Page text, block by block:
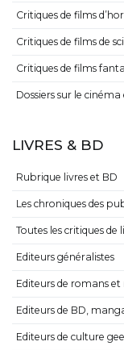
Critiques de films
Critiques de films de
Critiques de films
Dossiers sur le cinéma
LIVRES & BD
Rubrique livres et BD
Les chroniques des
Toutes les critiques de
Editeurs généralistes
Editeurs de romans et
Editeurs de BD,
Editeurs de culture